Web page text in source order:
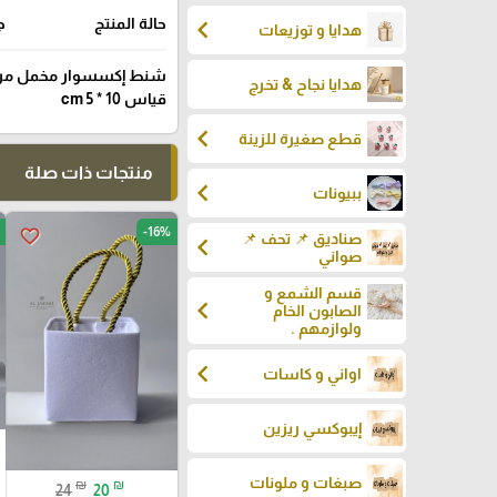
هدايا و توزيعات chevron_left
هدايا نجاح & تخرج
قطع صغيرة للزينة chevron_left
ببيونات chevron_left
صناديق 📌 تحف 📌
صواني
chevron_left
قسم الشمع و
الصابون الخام
ولوازمهم .
chevron_left
اواني و كاسات chevron_left
إيبوكسي ريزين
صبغات و ملونات
حالة المنتج
شنط إكسسوار مخمل
قياس 10 * 5 cm
منتجات ذات صلة
favorite_border -16%
24 ₪ 20 ₪